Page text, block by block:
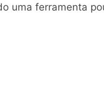
uma ferramenta